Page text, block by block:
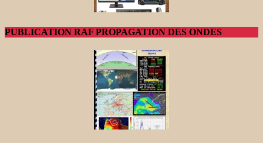
PUBLICATION RAF PROPAGATION DES ONDES